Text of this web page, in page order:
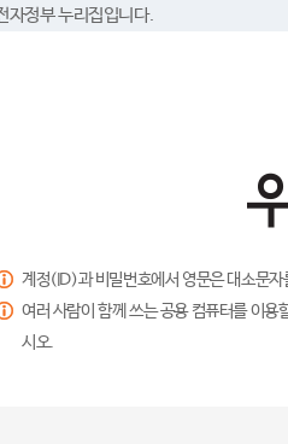
자정부 누리집입니다.
계정(ID)과 비밀번호에서 영문은 대소문
여러 사람이 함께 쓰는 공용 컴퓨터를 이
시오.